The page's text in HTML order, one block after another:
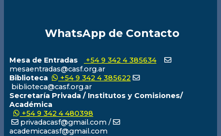
WhatsApp de Contacto
Mesa de Entradas
+54 9 342 4 385634
mesaentradas@casf.org.ar
Biblioteca
+54 9 342 4 385622
biblioteca@casf.org.ar
Secretaría Privada / Institutos y Comisiones/
Académica
+54 9 342 4 480398
privadacasf@gmail.com /
academicacasf@gmail.com